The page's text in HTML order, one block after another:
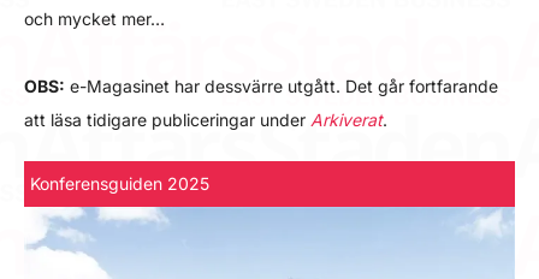
och mycket mer…
OBS: e-Magasinet har dessvärre utgått. Det går fortfarande
att läsa tidigare publiceringar under Arkiverat.
Konferensguiden 2025